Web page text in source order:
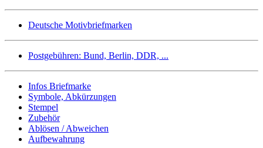
Deutsche Motivbriefmarken
Postgebühren: Bund, Berlin, DDR, ...
Infos Briefmarke
Symbole, Abkürzungen
Stempel
Zubehör
Ablösen / Abweichen
Aufbewahrung